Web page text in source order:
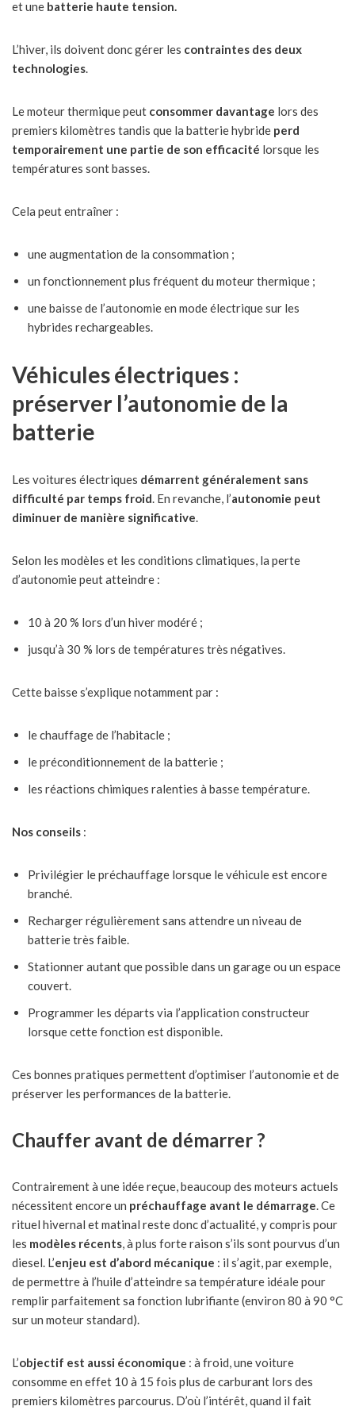
et une batterie haute tension.
L’hiver, ils doivent donc gérer les contraintes des deux
technologies.
Le moteur thermique peut consommer davantage lors des
premiers kilomètres tandis que la batterie hybride perd
temporairement une partie de son efficacité lorsque les
températures sont basses.
Cela peut entraîner :
une augmentation de la consommation ;
un fonctionnement plus fréquent du moteur thermique ;
une baisse de l’autonomie en mode électrique sur les
hybrides rechargeables.
Véhicules électriques :
préserver l’autonomie de la
batterie
Les voitures électriques démarrent généralement sans
difficulté par temps froid. En revanche, l’autonomie peut
diminuer de manière significative.
Selon les modèles et les conditions climatiques, la perte
d’autonomie peut atteindre :
10 à 20 % lors d’un hiver modéré ;
jusqu’à 30 % lors de températures très négatives.
Cette baisse s’explique notamment par :
le chauffage de l’habitacle ;
le préconditionnement de la batterie ;
les réactions chimiques ralenties à basse température.
Nos conseils :
Privilégier le préchauffage lorsque le véhicule est encore
branché.
Recharger régulièrement sans attendre un niveau de
batterie très faible.
Stationner autant que possible dans un garage ou un espace
couvert.
Programmer les départs via l’application constructeur
lorsque cette fonction est disponible.
Ces bonnes pratiques permettent d’optimiser l’autonomie et de
préserver les performances de la batterie.
Chauffer avant de démarrer ?
Contrairement à une idée reçue, beaucoup des moteurs actuels
nécessitent encore un préchauffage avant le démarrage. Ce
rituel hivernal et matinal reste donc d’actualité, y compris pour
les modèles récents, à plus forte raison s’ils sont pourvus d’un
diesel. L’enjeu est d’abord mécanique : il s’agit, par exemple,
de permettre à l’huile d’atteindre sa température idéale pour
remplir parfaitement sa fonction lubrifiante (environ 80 à 90 °C
sur un moteur standard).
L’objectif est aussi économique : à froid, une voiture
consomme en effet 10 à 15 fois plus de carburant lors des
premiers kilomètres parcourus. D’où l’intérêt, quand il fait